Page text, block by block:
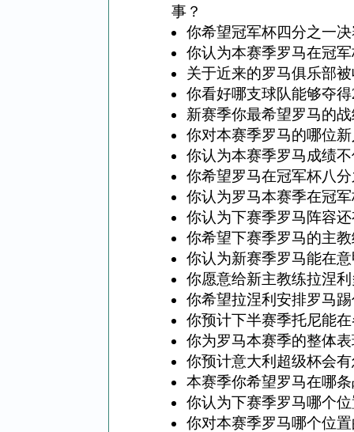
事？
你希望冠军杯四分之一
你认为本赛季罗马在冠
关于近来的罗马俱乐部
你看好哪支球队能够夺
新赛季你最希望罗马的
你对本赛季罗马的哪位
你认为本赛季罗马成绩
你希望罗马在冠军杯八
你认为罗马本赛季在冠
你认为下赛季罗马阵容
你希望下赛季罗马的主
你认为新赛季罗马能在
你愿意给新主教练拉涅
你希望拉涅利安排罗马
你预计下半赛季托尼能
你为罗马本赛季的整体
你预计意大利超级杯会
本赛季你希望罗马在哪
你认为下赛季罗马哪个
你对本赛季罗马哪个位